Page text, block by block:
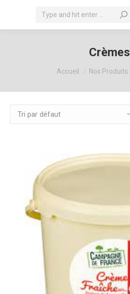
Recherche
Crèmes
Vous êtes ici :
Accueil Nos Produits